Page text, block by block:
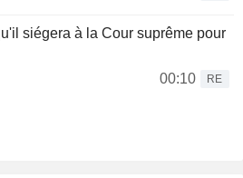
siégera à la Cour suprême pour
00:10
RE